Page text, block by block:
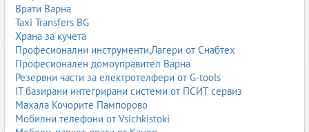
соев шрот, слънчогледов шрот, рапичен шрот, грах, бобови
култури и други. Те подпомагат растежа, мускулното развитие,
млеконадоя и репродуктивните показатели.
Качествените протеинови фуражи са особено важни при млади
животни, при високомлечни крави, при интензивно угояване на
свине и при птици с висока продуктивност. Недостигът на
протеин води до забавен растеж, по-нисък млеконадой и по-
слаба имунна система.
Врати Варна
Taxi Transfers BG
Храна за кучета
Професионални инструменти,Лагери от Снабтех
Професионален домоуправител Варна
Резервни части за електротелфери от G-tools
IT базирани интегрирани системи от ПСИТ сервиз
Махала Кочорите Пампорово
Мобилни телефони от Vsichkistoki